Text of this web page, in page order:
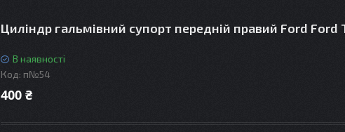
Циліндр гальмівний супорт передній правий Ford Ford
В наявності
Код: п№54
400 ₴